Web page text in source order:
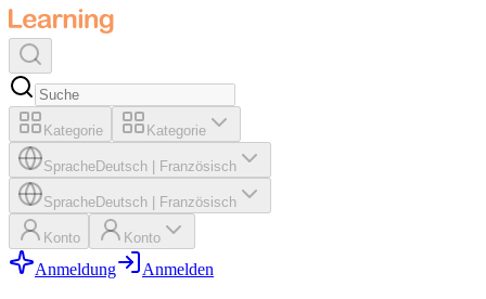
Kategorie Kategorie
SpracheDeutsch Französisch
SpracheDeutsch Französisch
Konto Konto
Anmeldung Anmelden